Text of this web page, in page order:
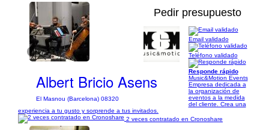
1/17
Pedir presupuesto
Albert Bricio Asens
El Masnou (Barcelona) 08320
Email validado
Teléfono validado
Responde rápido
Music&Motion Events
Empresa dedicada a
la organización de
eventos a la medida
del cliente. Crea una
experiencia a tu gusto y sorprende a tus invitados.
2 veces contratado en Cronoshare